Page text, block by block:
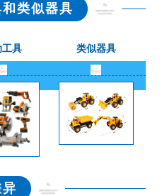
类似器具
工具 类似器具